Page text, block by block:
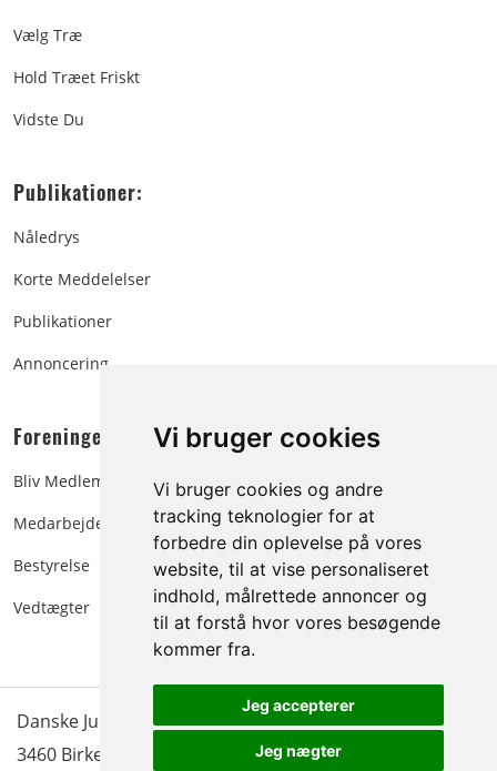
Vi bruger cookies
Vi bruger cookies og andre
tracking teknologier for at
forbedre din oplevelse på vores
website, til at vise personaliseret
indhold, målrettede annoncer og
til at forstå hvor vores besøgende
kommer fra.
Jeg accepterer
Jeg nægter
Vælg Træ
Hold Træet Friskt
Vidste Du
Publikationer:
Nåledrys
Korte Meddelelser
Publikationer
Annoncering
Foreningen:
Bliv Medlem
Medarbejdere
Bestyrelse
Vedtægter
Danske Juletræer - træer & grønt | Blokken 15 | DK-
3460 Birkerød |
Tlf.: 45 35 24 12|